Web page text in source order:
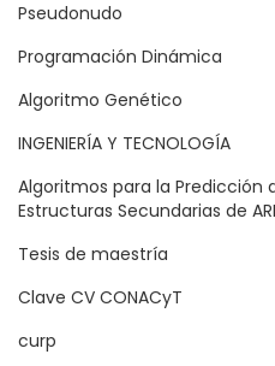
Pseudonudo
Programación Dinámica
Algoritmo Genético
INGENIERÍA Y TECNOLOGÍA
Algoritmos para la Predicción
Estructuras Secundarias de
Tesis de maestría
Clave CV CONACyT
curp